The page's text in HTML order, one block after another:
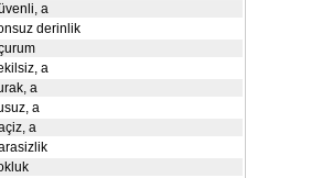
a
derinlik
a
a
a
a